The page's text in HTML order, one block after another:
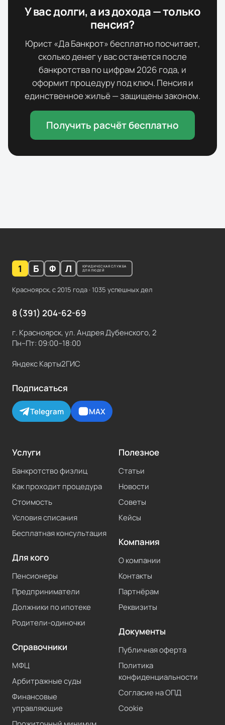
У вас долги, а из дохода — только
пенсия?
Юрист «Да Банкрот» бесплатно посчитает,
сколько денег у вас останется после
банкротства по цифрам2026 года, и
оформит процедуру под ключ. Пенсия и
единственное жильё — защищены законом.
Получить расчёт бесплатно
1 Б Ф Л
ЮРИДИЧЕСКАЯ СЛУЖБА
ДЛЯ ЛЮДЕЙ
Красноярск, с2015 года · 1035 успешных дел
8 (391) 204-62-69
г. Красноярск, ул. Андрея Дубенского, 2
Пн–Пт: 09:00–18:00
Яндекс Карты2ГИС
Подписаться
Telegram MAX
Услуги
Банкротство физлиц
Как проходит процедура
Стоимость
Условия списания
Бесплатная консультация
Для кого
Пенсионеры
Предприниматели
Должники по ипотеке
Родители-одиночки
Справочники
МФЦ
Арбитражные суды
Финансовые
управляющие
Полезное
Статьи
Новости
Советы
Кейсы
Компания
О компании
Контакты
Партнёрам
Реквизиты
Документы
Публичная оферта
Политика
конфиденциальности
Согласие на ОПД
Cookie